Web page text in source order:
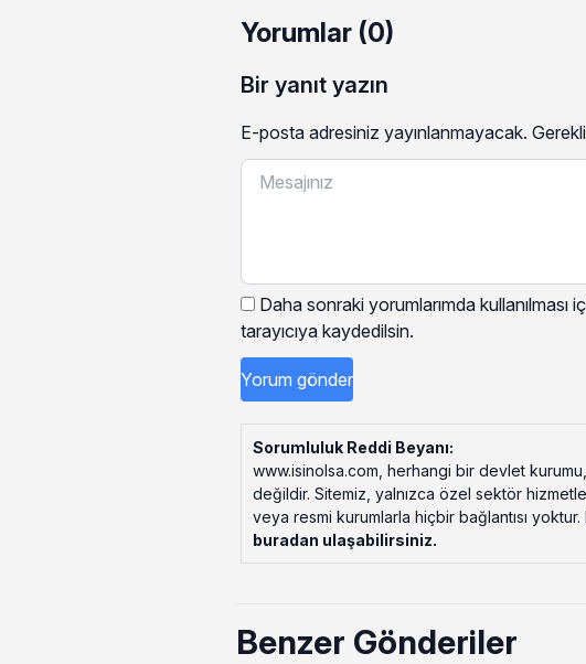
Yorumlar (0)
Bir yanıt yazın
E-posta adresiniz yayınlanmayacak.
Daha sonraki yorumlarımda
tarayıcıya kaydedilsin.
Sorumluluk Reddi Beyanı:
www.isinolsa.com, herhangi bir devlet
değildir. Sitemiz, yalnızca özel sektör
veya resmi kurumlarla hiçbir bağlantısı
buradan ulaşabilirsiniz.
Benzer Gönderiler